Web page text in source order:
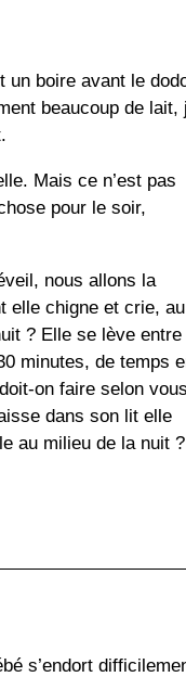
un boire avant le
beaucoup de lait,
Mais ce n’est pas
pour le soir,
nous allons la
elle chigne et crie, au
? Elle se lève entre
minutes, de temps
on faire selon
dans son lit elle
au milieu de la nuit ?
s’endort